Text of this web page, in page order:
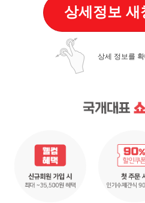
상세정보 새
상세 정보를